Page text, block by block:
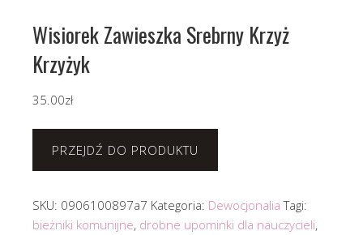
Wisiorek Zawieszka Srebrny Krzyż
Krzyżyk
35.00zł
PRZEJDŹ DO PRODUKTU
SKU: 0906100897a7 Kategoria: Dewocjonalia Tagi:
bieżniki komunijne, drobne upominki dla nauczycieli,